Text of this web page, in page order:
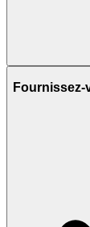
Fournissez-